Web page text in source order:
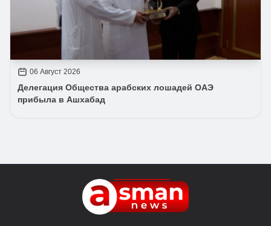
06 Август 2026
Делегация Общества арабских лошадей ОАЭ
прибыла в Ашхабад